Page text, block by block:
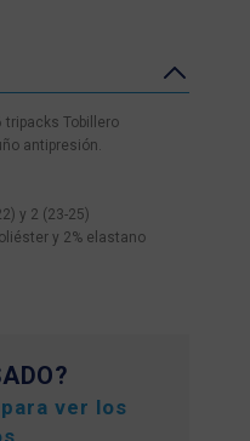
tripacks Tobillero
antipresión.
y 2 (23-25)
y 2% elastano
para ver los